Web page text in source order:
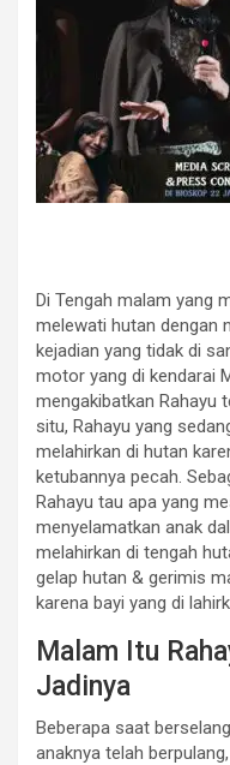
Di Tengah malam yang
melewati hutan dengan
kejadian yang tidak di
motor yang di kendarai
mengakibatkan Rahayu
situ, Rahayu yang
melahirkan di hutan
ketubannya pecah.
Rahayu tau apa yang
menyelamatkan anak
melahirkan di tengah
gelap hutan & gerimis
karena bayi yang di
Malam Itu
Jadinya
Beberapa saat
anaknya telah